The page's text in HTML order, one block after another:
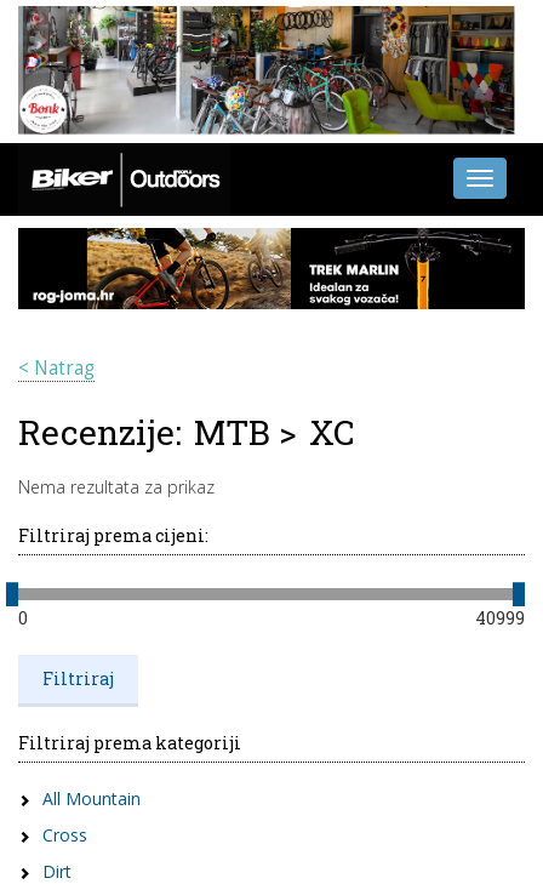
Toggle
< Natrag
Recenzije: MTB > XC
Nema rezultata za prikaz
Filtriraj prema cijeni:
0 40999
Filtriraj prema kategoriji
All Mountain
Cross
Dirt